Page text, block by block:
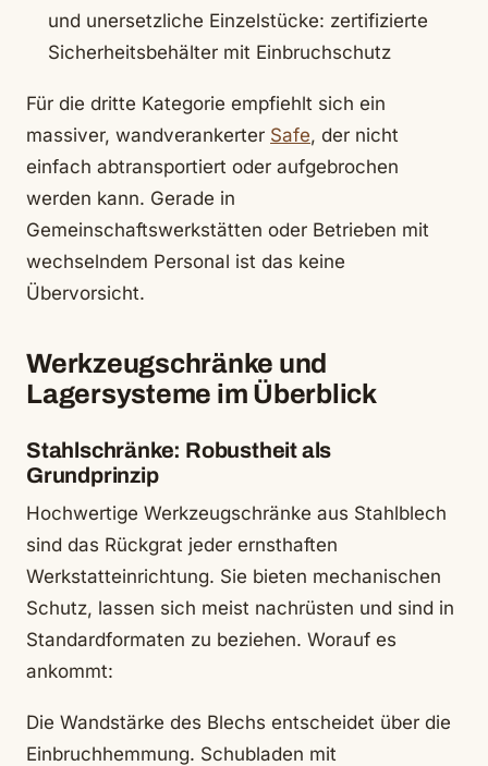
und unersetzliche Einzelstücke: zertifizierte
Sicherheitsbehälter mit Einbruchschutz
Für die dritte Kategorie empfiehlt sich ein
massiver, wandverankerter Safe, der nicht
einfach abtransportiert oder aufgebrochen
werden kann. Gerade in
Gemeinschaftswerkstätten oder Betrieben mit
wechselndem Personal ist das keine
Übervorsicht.
Werkzeugschränke und
Lagersysteme im Überblick
Stahlschränke: Robustheit als
Grundprinzip
Hochwertige Werkzeugschränke aus Stahlblech
sind das Rückgrat jeder ernsthaften
Werkstatteinrichtung. Sie bieten mechanischen
Schutz, lassen sich meist nachrüsten und sind in
Standardformaten zu beziehen. Worauf es
ankommt:
Die Wandstärke des Blechs entscheidet über die
Einbruchhemmung. Schubladen mit